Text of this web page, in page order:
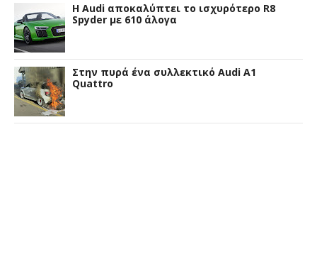
Η Audi αποκαλύπτει το ισχυρότερο R8
Spyder με 610 άλογα
Στην πυρά ένα συλλεκτικό Audi A1
Quattro